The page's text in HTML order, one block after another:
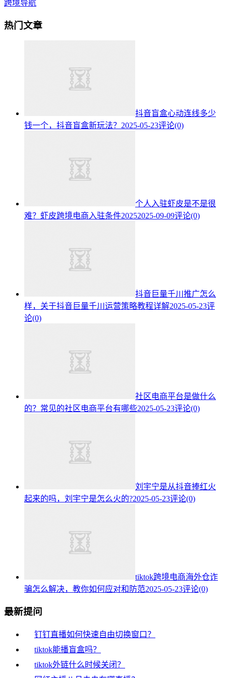
跨境导航
热门文章
抖音盲盒心动连线多少
钱一个，抖音盲盒新玩法？ 2025-05-23评论(0)
个人入驻虾皮是不是很
难？虾皮跨境电商入驻条件20252025-09-09评论(0)
抖音巨量千川推广怎么
样，关于抖音巨量千川运营策略教程详解2025-05-23评
论(0)
社区电商平台是做什么
的？常见的社区电商平台有哪些2025-05-23评论(0)
刘宇宁是从抖音捧红火
起来的吗，刘宇宁是怎么火的?2025-05-23评论(0)
tiktok跨境电商海外仓诈
骗怎么解决，教你如何应对和防范2025-05-23评论(0)
最新提问
钉钉直播如何快速自由切换窗口？
tiktok能播盲盒吗？
tiktok外链什么时候关闭？